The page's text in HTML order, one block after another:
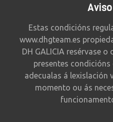
Estas condicións
www.dhgteam.es
DH GALICIA resérvase
presentes
adecualas á lexislación
momento ou ás